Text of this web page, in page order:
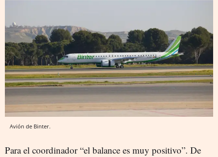
Avión de Binter.
Para el coordinador “el balance es muy positivo”. De